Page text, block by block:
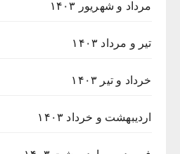
مرداد و شهریور ۱۴۰۳
تیر و مرداد ۱۴۰۳
خرداد و تیر ۱۴۰۳
اردیبهشت و خرداد ۱۴۰۳